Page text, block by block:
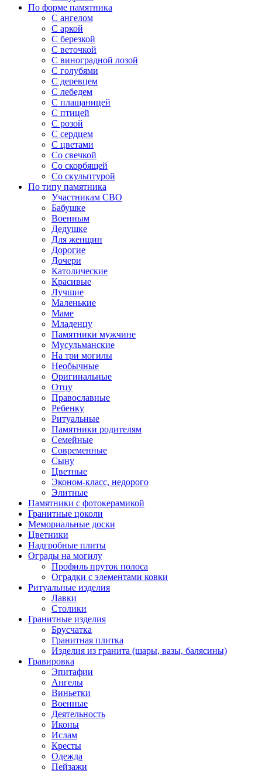
По форме памятника
С ангелом
С аркой
С березкой
С веточкой
С виноградной лозой
С голубями
С деревцем
С лебедем
С плащаницей
С птицей
С розой
С сердцем
С цветами
Со свечкой
Со скорбящей
Со скульптурой
По типу памятника
Участникам СВО
Бабушке
Военным
Дедушке
Для женщин
Дорогие
Дочери
Католические
Красивые
Лучшие
Маленькие
Маме
Младенцу
Памятники мужчине
Мусульманские
На три могилы
Необычные
Оригинальные
Отцу
Православные
Ребенку
Ритуальные
Памятники родителям
Семейные
Современные
Сыну
Цветные
Эконом-класс, недорого
Элитные
Памятники с фотокерамикой
Гранитные цоколи
Мемориальные доски
Цветники
Надгробные плиты
Ограды на могилу
Профиль пруток полоса
Оградки с элементами ковки
Ритуальные изделия
Лавки
Столики
Гранитные изделия
Брусчатка
Гранитная плитка
Изделия из гранита (шары, вазы, балясины)
Гравировка
Эпитафии
Ангелы
Виньетки
Военные
Деятельность
Иконы
Ислам
Кресты
Одежда
Пейзажи